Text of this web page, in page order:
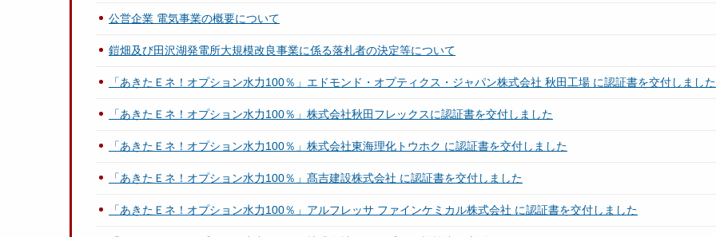
公営企業 電気事業の概要について
鎧畑及び田沢湖発電所大規模改良事業に係る落札者の決定等について
「あきたＥネ！オプション水力100％」エドモンド・オプティクス・ジャパン株式会社 秋田工場 に認証書を交付しました
「あきたＥネ！オプション水力100％」株式会社秋田フレックスに認証書を交付しました
「あきたＥネ！オプション水力100％」株式会社東海理化トウホク に認証書を交付しました
「あきたＥネ！オプション水力100％」髙吉建設株式会社 に認証書を交付しました
「あきたＥネ！オプション水力100％」アルフレッサ ファインケミカル株式会社 に認証書を交付しました